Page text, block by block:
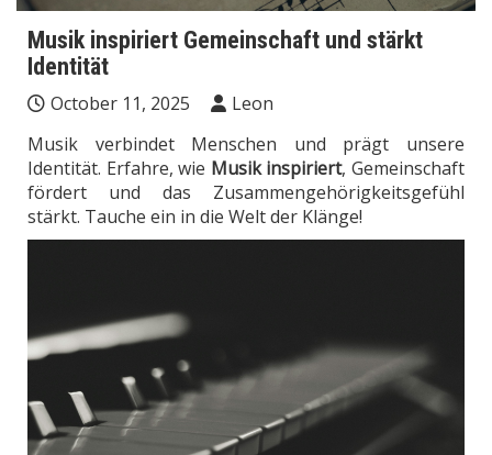
Musik inspiriert Gemeinschaft und stärkt
Identität
October 11, 2025
Leon
Musik verbindet Menschen und prägt unsere
Identität. Erfahre, wie Musik inspiriert, Gemeinschaft
fördert und das Zusammengehörigkeitsgefühl
stärkt. Tauche ein in die Welt der Klänge!